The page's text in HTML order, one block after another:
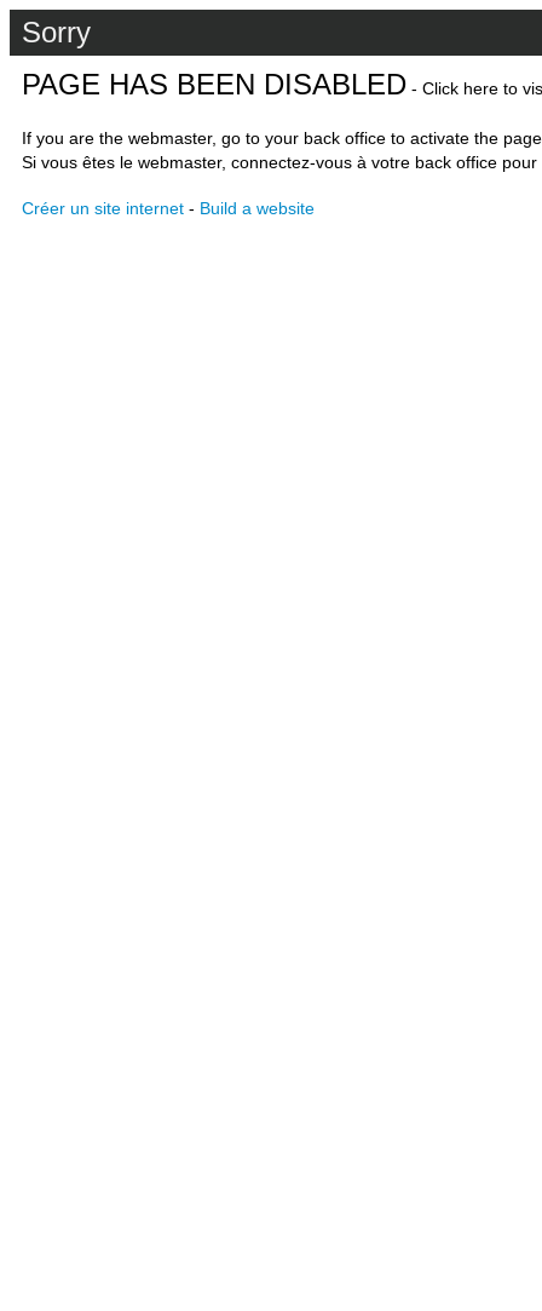
Sorry
PAGE HAS BEEN DISABLED - Click here to
If you are the webmaster, go to your back office to activate the
Si vous êtes le webmaster, connectez-vous à votre back office
Créer un site internet - Build a website